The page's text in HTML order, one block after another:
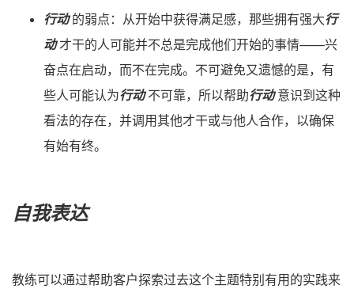
行动的弱点：从开始中获得满足感，那些拥有强大行
动才干的人可能并不总是完成他们开始的事情——兴
奋点在启动，而不在完成。不可避免又遗憾的是，有
些人可能认为行动 不可靠，所以帮助行动意识到这种
看法的存在，并调用其他才干或与他人合作，以确保
有始有终。
自我表达
教练可以通过帮助客户探索过去这个主题特别有用的实践来